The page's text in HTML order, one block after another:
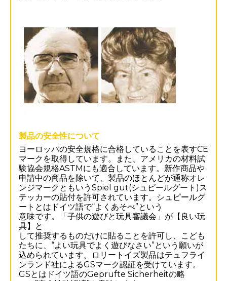
製品の安全性について
ヨーロッパの安全規格に合格していることを表すCE
マークを取得しています。また、アメリカの材料試
験協会規格ASTMにも適合しています。新作商品や
申請中の商品を除いて、製品のほとんどが通称オレ
ンジマークともいうSpiel gut(シュピールグート)ス
テッカーの貼付を許可されています。シュピールグ
ートとはドイツ語で“よくあそべ”という
意味です。「子供の遊びと玩具審議会」が【良い玩
具】と
して推奨するものだけに貼ることを許可し、こども
たちに、“よい玩具でよく遊びなさい”という願いが
込められています。ロリートイズ製品はテュフライ
ンランド社によるGSマーク認証を受けています。
GSとはドイツ語のGeprufte Sicherheitの略